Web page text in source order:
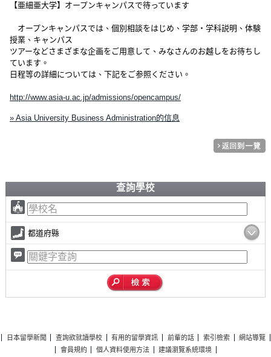
【亜細亜大学】オープンキャンパスで待っています
オープンキャンパスでは、個別相談をはじめ、学部・学科説明、体験
授業、キャンパス
ツアーなどさまざまな企画をご用意して、みなさんのお越しをお待ちし
ています。
日程等の詳細については、下記をご参照ください。
http://www.asia-u.ac.jp/admissions/opencampus/
» Asia University Business Administration的信息
查詢學校
都道府縣
日本留學新聞 查詢欲就讀學校 有用的留學資訊 前輩的話 索引檢索
網站導覽
會員規約
個人資料使用方法 建議瀏覽系統環境